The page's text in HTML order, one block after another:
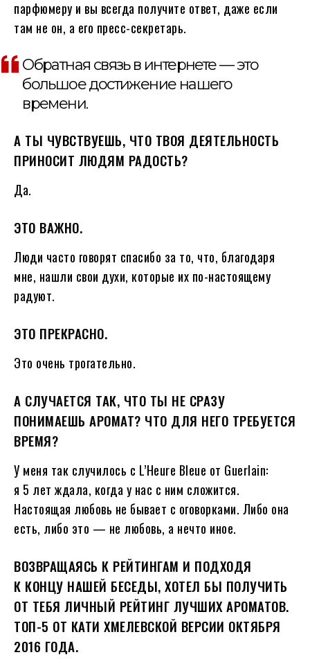
парфюмеру и вы всегда получите ответ, даже если
там не он, а его пресс-секретарь.
Обратная связь в интернете — это
большое достижение нашего
времени.
А ТЫ ЧУВСТВУЕШЬ, ЧТО ТВОЯ ДЕЯТЕЛЬНОСТЬ
ПРИНОСИТ ЛЮДЯМ РАДОСТЬ?
Да.
ЭТО ВАЖНО.
Люди часто говорят спасибо за то, что, благодаря
мне, нашли свои духи, которые их по-настоящему
радуют.
ЭТО ПРЕКРАСНО.
Это очень трогательно.
А СЛУЧАЕТСЯ ТАК, ЧТО ТЫ НЕ СРАЗУ
ПОНИМАЕШЬ АРОМАТ? ЧТО ДЛЯ НЕГО ТРЕБУЕТСЯ
ВРЕМЯ?
У меня так случилось с L’Heure Bleue от Guerlain:
я 5 лет ждала, когда у нас с ним сложится.
Настоящая любовь не бывает с оговорками. Либо она
есть, либо это — не любовь, а нечто иное.
ВОЗВРАЩАЯСЬ К РЕЙТИНГАМ И ПОДХОДЯ
К КОНЦУ НАШЕЙ БЕСЕДЫ, ХОТЕЛ БЫ ПОЛУЧИТЬ
ОТ ТЕБЯ ЛИЧНЫЙ РЕЙТИНГ ЛУЧШИХ АРОМАТОВ.
ТОП-5 ОТ КАТИ ХМЕЛЕВСКОЙ ВЕРСИИ ОКТЯБРЯ
2016 ГОДА.